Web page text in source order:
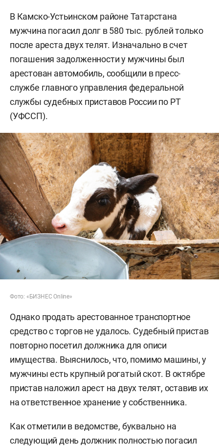
В Камско-Устьинском районе Татарстана
мужчина погасил долг в 580 тыс. рублей только
после ареста двух телят. Изначально в счет
погашения задолженности у мужчины был
арестован автомобиль, сообщили в пресс-
службе главного управления федеральной
службы судебных приставов России по РТ
(УФССП).
Фото: «БИЗНЕС Online»
Однако продать арестованное транспортное
средство с торгов не удалось. Судебный пристав
повторно посетил должника для описи
имущества. Выяснилось, что, помимо машины, у
мужчины есть крупный рогатый скот. В октябре
пристав наложил арест на двух телят, оставив их
на ответственное хранение у собственника.
Как отметили в ведомстве, буквально на
следующий день должник полностью погасил